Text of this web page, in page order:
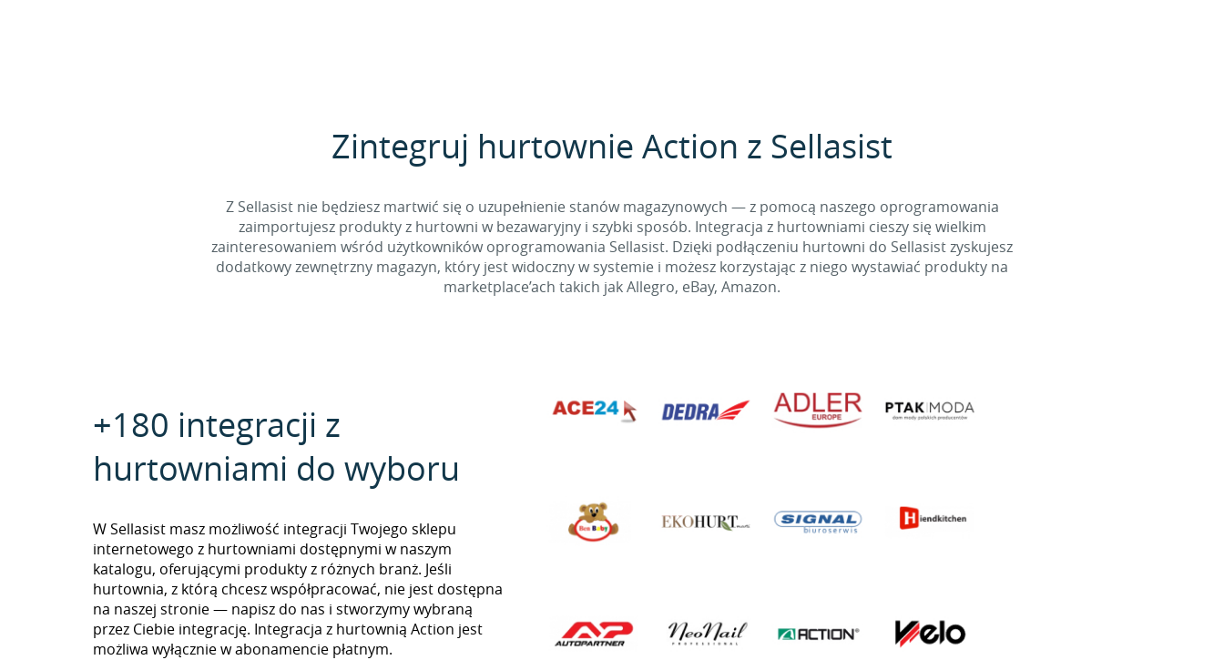
Zintegruj hurtownie Action z Sellasist
Z Sellasist nie będziesz martwić się o uzupełnienie stanów magazynowych — z pomocą naszego oprogramowania
zaimportujesz produkty z hurtowni w bezawaryjny i szybki sposób. Integracja z hurtowniami cieszy się wielkim
zainteresowaniem wśród użytkowników oprogramowania Sellasist. Dzięki podłączeniu hurtowni do Sellasist zyskujesz
dodatkowy zewnętrzny magazyn, który jest widoczny w systemie i możesz korzystając z niego wystawiać produkty na
marketplace’ach takich jak Allegro, eBay, Amazon.
+180 integracji z
hurtowniami do wyboru
W Sellasist masz możliwość integracji Twojego sklepu
internetowego z hurtowniami dostępnymi w naszym
katalogu, oferującymi produkty z różnych branż. Jeśli
hurtownia, z którą chcesz współpracować, nie jest dostępna
na naszej stronie — napisz do nas i stworzymy wybraną
przez Ciebie integrację. Integracja z hurtownią Action jest
możliwa wyłącznie w abonamencie płatnym.